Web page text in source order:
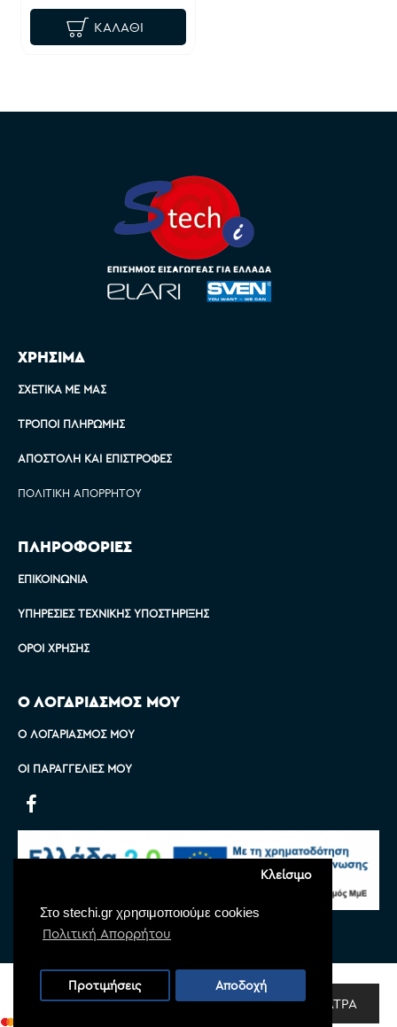
Στο stechi.gr χρησιμοποιούμε cookies
Πολιτική Απορρήτου
Κλείσιμο
Προτιμήσεις Αποδοχή
ΚΑΛΆΘΙ
ΧΡΗΣΙΜΑ
ΣΧΕΤΙΚΆ ΜΕ ΜΑΣ
ΤΡΌΠΟΙ ΠΛΗΡΩΜΉΣ
ΑΠΟΣΤΟΛΉ ΚΑΙ ΕΠΙΣΤΡΟΦΈΣ
ΠΟΛΙΤΙΚΉ ΑΠΟΡΡΉΤΟΥ
ΠΛΗΡΟΦΟΡΙΕΣ
ΕΠΙΚΟΙΝΩΝΊΑ
ΥΠΗΡΕΣΊΕΣ ΤΕΧΝΙΚΉΣ ΥΠΟΣΤΉΡΙΞΗΣ
ΌΡΟΙ ΧΡΉΣΗΣ
Ο ΛΟΓΑΡΙΑΣΜΟΣ ΜΟΥ
Ο ΛΟΓΑΡΙΑΣΜΌΣ ΜΟΥ
ΟΙ ΠΑΡΑΓΓΕΛΊΕΣ ΜΟΥ
Copyright © 2022 Stechi, All Rights Reserved
Powered by
Monoware Web
ΦΊΛΤΡΑ